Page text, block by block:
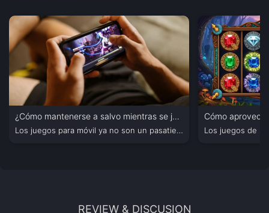
¿Cómo mantenerse a salvo mientras se juega a juegos para móvil?
Los juegos para móvil ya no son un pasatiempo menor....
REVIEW & DISCUSION